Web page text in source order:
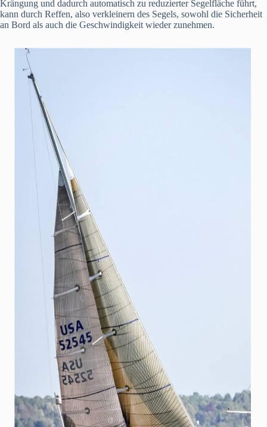
Krängung und dadurch automatisch zu reduzierter Segelfläche führt,
kann durch Reffen, also verkleinern des Segels, sowohl die Sicherheit
an Bord als auch die Geschwindigkeit wieder zunehmen.